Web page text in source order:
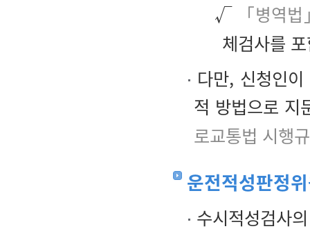
√
「병역
체검사를
다만, 신청인
적 방법으로 지
로교통법 시행
운전적성판정
수시적성검사